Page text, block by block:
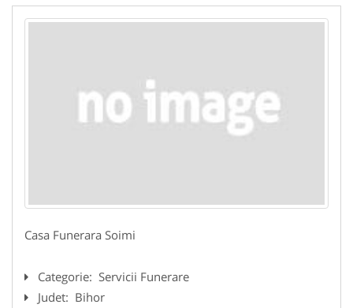
Casa Funerara Soimi
Categorie: Servicii Funerare
Judet: Bihor